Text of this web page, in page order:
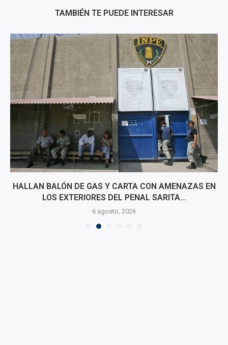
TAMBIÉN TE PUEDE INTERESAR
HALLAN BALÓN DE GAS Y CARTA CON AMENAZAS EN
LOS EXTERIORES DEL PENAL SARITA...
6 agosto, 2026